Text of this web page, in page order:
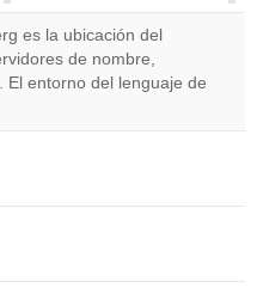
correctly.
Do you
own this
OK
es la ubicación del
de nombre,
. El entorno del lenguaje de